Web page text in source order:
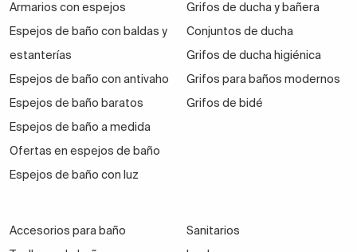
Armarios con espejos
Espejos de baño con baldas y
estanterías
Espejos de baño con antivaho
Espejos de baño baratos
Espejos de baño a medida
Ofertas en espejos de baño
Espejos de baño con luz
Grifos de ducha y bañera
Conjuntos de ducha
Grifos de ducha higiénica
Grifos para baños modernos
Grifos de bidé
Accesorios para baño
Sanitarios